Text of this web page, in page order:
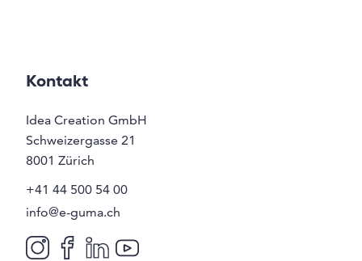
Kontakt
Idea Creation GmbH
Schweizergasse 21
8001 Zürich
+41 44 500 54 00
info@e-guma.ch